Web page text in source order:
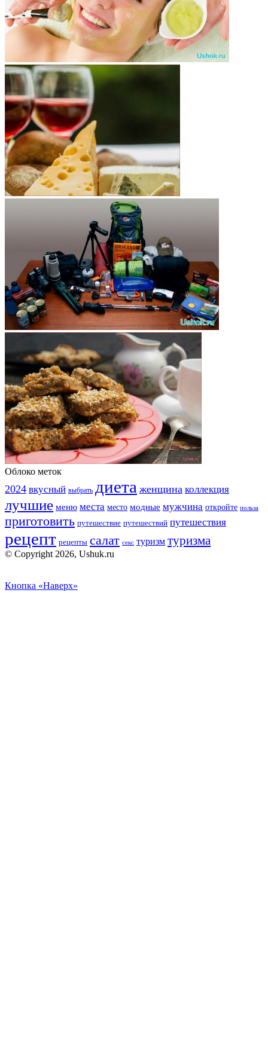
Облоко меток
2024 вкусный выбрать диета женщина коллекция
лучшие меню места место модные мужчина откройте польза
приготовить путешествие путешествий путешествия
рецепт рецепты салат секс туризм туризма
© Copyright 2026, Ushuk.ru
Кнопка «Наверх»